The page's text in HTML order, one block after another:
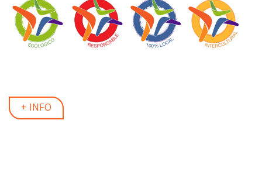
+ INFO